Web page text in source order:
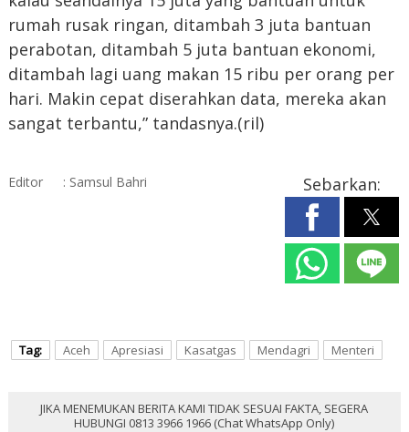
rumah rusak ringan, ditambah 3 juta bantuan
perabotan, ditambah 5 juta bantuan ekonomi,
ditambah lagi uang makan 15 ribu per orang per
hari. Makin cepat diserahkan data, mereka akan
sangat terbantu,” tandasnya.(ril)
Editor : Samsul Bahri Sebarkan:
Tag: Aceh Apresiasi Kasatgas Mendagri Menteri
JIKA MENEMUKAN BERITA KAMI TIDAK SESUAI FAKTA, SEGERA
HUBUNGI 0813 3966 1966 (Chat WhatsApp Only)